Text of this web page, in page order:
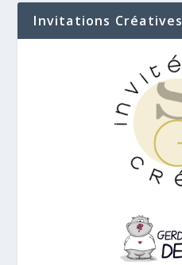
Invitations Créatives